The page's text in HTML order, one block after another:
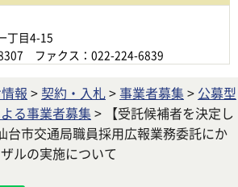
丁目4-15
ファクス：022-224-6839
報 > 契約・入札>事業者募集 > 公募型
る事業者募集 > 【受託候補者を決定し
台市交通局職員採用広報業務委託にか
ルの実施について